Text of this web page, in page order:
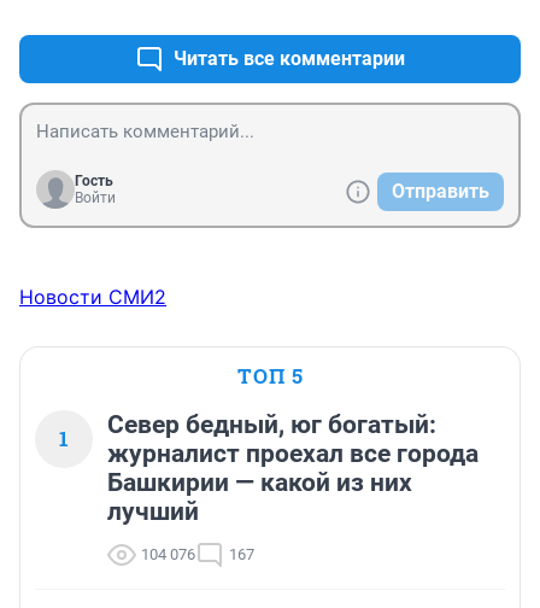
Читать все комментарии
Гость
Войти
Отправить
Новости СМИ2
ТОП 5
1
Север бедный, юг богатый:
журналист проехал все города
Башкирии — какой из них
лучший
104 076 167